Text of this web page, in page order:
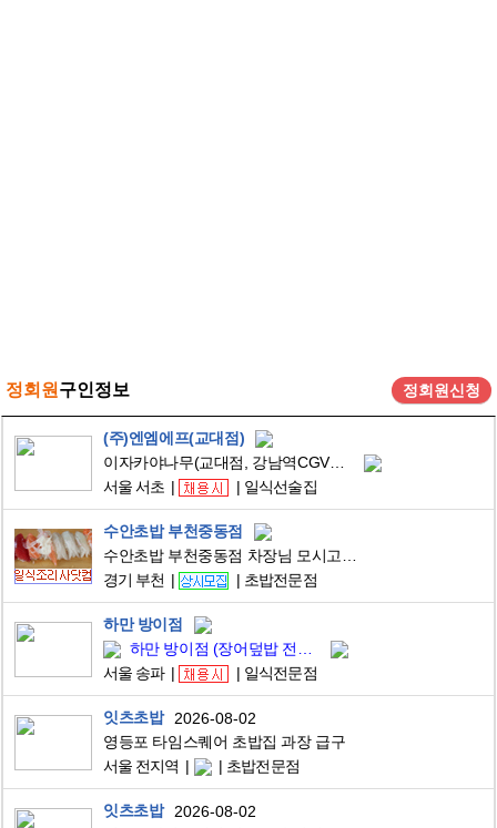
정회원 구인정보 정회원신청
(주)엔엠에프(교대점)
이자카야나무(교대점, 강남역CGV점) 주방직원을 구인합니다
서울 서초
일식선술집
수안초밥 부천중동점
경기 부천
초밥전문점
하만 방이점
하만 방이점 (장어덮밥 전문점) 조리 과장 ~ 실장 구인합니다.
서울 송파
일식전문점
잇츠초밥
2026-08-02
영등포 타임스퀘어 초밥집 과장 급구
서울 전지역
초밥전문점
잇츠초밥
2026-08-02